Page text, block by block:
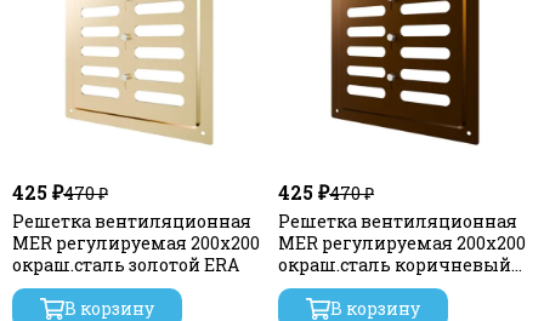
425 ₽470 ₽
Решетка вентиляционная
MER регулируемая 200х200
окраш.сталь золотой ERA
В корзину
425 ₽470 ₽
Решетка вентиляционная
MER регулируемая 200х200
окраш.сталь коричневый
металлик ERA
В корзину